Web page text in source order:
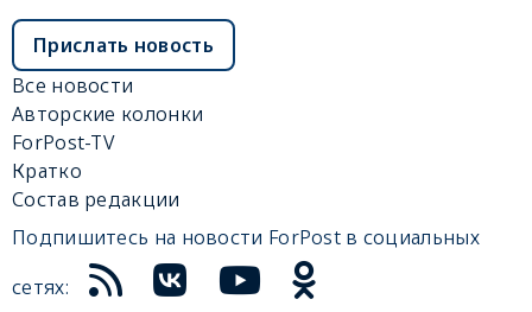
Прислать новость
Все новости
Авторские колонки
ForPost-TV
Кратко
Состав редакции
Подпишитесь на новости ForPost в социальных
сетях: